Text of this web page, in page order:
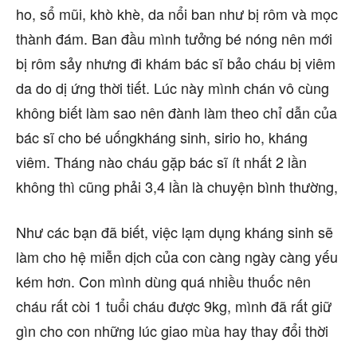
ho, sổ mũi, khò khè, da nổi ban như bị rôm và mọc
thành đám. Ban đầu mình tưởng bé nóng nên mới
bị rôm sảy nhưng đi khám bác sĩ bảo cháu bị viêm
da do dị ứng thời tiết. Lúc này mình chán vô cùng
không biết làm sao nên đành làm theo chỉ dẫn của
bác sĩ cho bé uốngkháng sinh, sirio ho, kháng
viêm. Tháng nào cháu gặp bác sĩ ít nhất 2 lần
không thì cũng phải 3,4 lần là chuyện bình thường,
Như các bạn đã biết, việc lạm dụng kháng sinh sẽ
làm cho hệ miễn dịch của con càng ngày càng yếu
kém hơn. Con mình dùng quá nhiều thuốc nên
cháu rất còi 1 tuổi cháu được 9kg, mình đã rất giữ
gìn cho con những lúc giao mùa hay thay đổi thời